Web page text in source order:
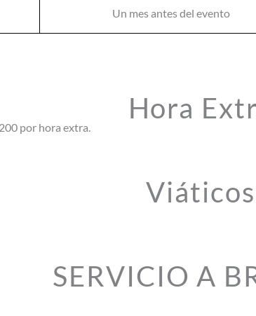
Un mes antes del evento
Hora
por hora extra.
SERVICIO A